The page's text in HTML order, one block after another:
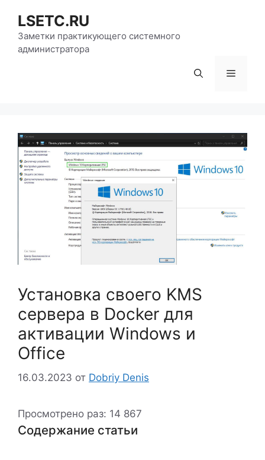
содержимому
LSETC.RU
Заметки практикующего системного
администратора
Меню
Установка своего KMS
сервера в Docker для
активации Windows и
Office
16.03.2023 от Dobriy Denis
Просмотрено раз: 14 867
Содержание статьи